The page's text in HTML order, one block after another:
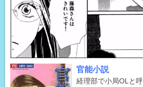
官能小説
経理部で小局OLと